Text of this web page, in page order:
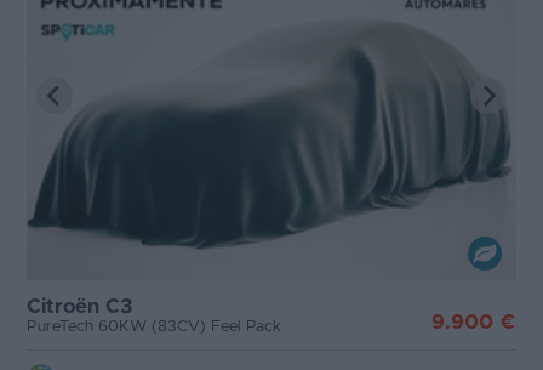
Citroën C3
PureTech 60KW (83CV) Feel Pack 9.900 €